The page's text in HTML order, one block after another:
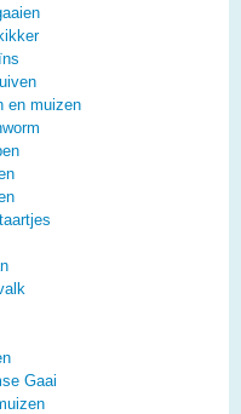
en muizen
Gaai